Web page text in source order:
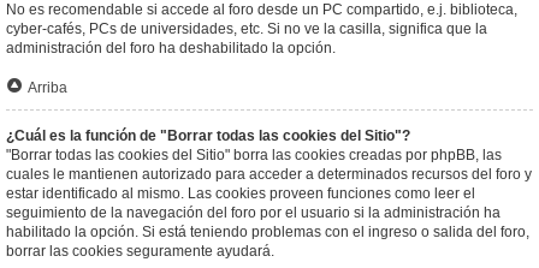
No es recomendable si accede al foro desde un PC compartido, e.j. biblioteca,
cyber-cafés, PCs de universidades, etc. Si no ve la casilla, significa que la
administración del foro ha deshabilitado la opción.
Arriba
¿Cuál es la función de "Borrar todas las cookies del Sitio"?
"Borrar todas las cookies del Sitio" borra las cookies creadas por phpBB, las
cuales le mantienen autorizado para acceder a determinados recursos del foro y
estar identificado al mismo. Las cookies proveen funciones como leer el
seguimiento de la navegación del foro por el usuario si la administración ha
habilitado la opción. Si está teniendo problemas con el ingreso o salida del foro,
borrar las cookies seguramente ayudará.